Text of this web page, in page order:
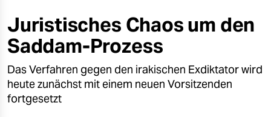
öko
gesellschaft
kultur
sport
Juristisches Chaos um den
Saddam-Prozess
Das Verfahren gegen den irakischen Exdiktator wird
heute zunächst mit einem neuen Vorsitzenden
fortgesetzt